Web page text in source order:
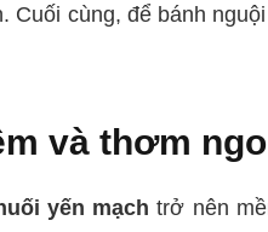
Cuối cùng, để bánh
và thơm
yến mạch trở nên